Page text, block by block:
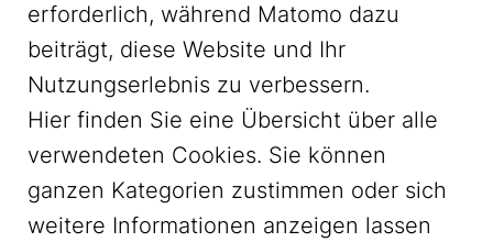
LinkedIn
erforderlich, während Matomo dazu
beiträgt, diese Website und Ihr
Nutzungserlebnis zu verbessern.
Hier finden Sie eine Übersicht über alle
verwendeten Cookies. Sie können
ganzen Kategorien zustimmen oder sich
weitere Informationen anzeigen lassen